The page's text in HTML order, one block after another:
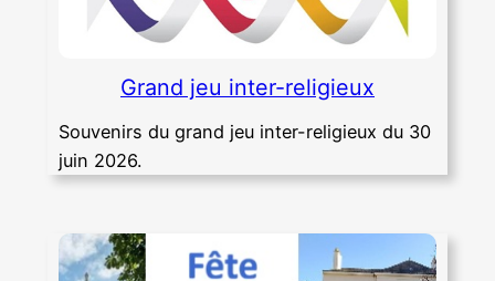
Grand jeu inter-religieux
Souvenirs du grand jeu inter-religieux du 30
juin 2026.